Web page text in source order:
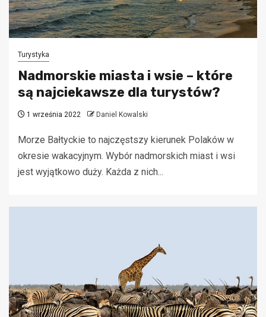
Turystyka
Nadmorskie miasta i wsie – które
są najciekawsze dla turystów?
1 września 2022 Daniel Kowalski
Morze Bałtyckie to najczęstszy kierunek Polaków w
okresie wakacyjnym. Wybór nadmorskich miast i wsi
jest wyjątkowo duży. Każda z nich...